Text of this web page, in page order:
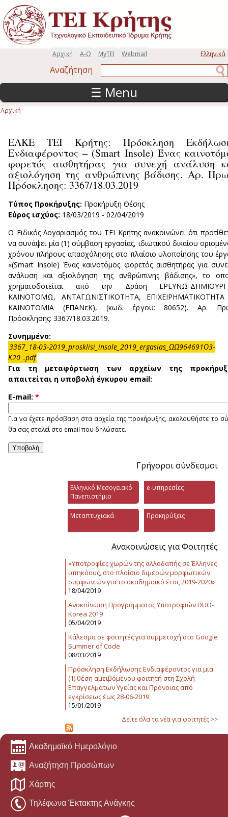
Παράκαμψη προς το κυρίως περιεχόμενο
Ελληνικά
Webmail
MyTEI
Α-Ω
Αρχική
Αναζήτηση
☰ Menu
Αρχική
ΕΛΚΕ ΤΕΙ Κρήτης: Πρόσκληση
Ενδιαφέροντος – (Smart Insole) Ένας
φορετός αισθητήρας για συνεχή ανάλυση
αξιολόγηση της ανθρώπινης βάδισης. Αρ.
Πρόσκλησης: 3367/18.03.2019
Τύπος Προκήρυξης: Προκήρυξη Θέσης
Εύρος ισχύος: 18/03/2019 - 02/04/2019
Ο Ειδικός Λογαριασμός του ΤΕΙ Κρήτης ανακοινώνει ότι
να συνάψει μία (1) σύμβαση εργασίας, ιδιωτικού δικαίου
χρόνου πλήρους απασχόλησης στο πλαίσιο υλοποίησης του
«(Smart Insole) Ένας καινοτόμος φορετός αισθητήρας για
ανάλυση και αξιολόγηση της ανθρώπινης βάδισης», το
χρηματοδοτείται από την Δράση ΕΡΕΥΝΩ-
ΚΑΙΝΟΤΟΜΩ, ΑΝΤΑΓΩΝΙΣΤΙΚΟΤΗΤΑ,
ΚΑΙΝΟΤΟΜΙΑ (ΕΠΑΝεΚ), (κωδ. έργου: 80652). Αρ.
Πρόσκλησης: 3367/18.03.2019.
Συνημμένο:
3367_18-03-2019_prosklisi_insole_2019_ergasias_ΩΩ964691Ο3-
Κ20_.pdf
Για τη μεταφόρτωση των αρχείων της
απαιτείται η υποβολή έγκυρου email:
E-mail: *
Για να έχετε πρόσβαση στα αρχεία της προκήρυξης, ακολουθήστε το
θα σας σταλεί στο email που δηλώσατε.
Γρήγοροι σύνδεσμοι
Ελληνικό Μεσογειακό
Πανεπιστήμιο
e-υπηρεσίες
Μεταπτυχιακά Προκηρύξεις
Ανακοινώσεις για Φοιτητές
«Υποτροφίες χωρών της αλλοδαπής σε Έλληνες
υπηκόους, στο πλαίσιο διμερών μορφωτικών
συμφωνιών για το ακαδημαϊκό έτος 2019-2020»
18/04/2019
Ανακοίνωση Προγράμματος Υποτροφιών DUO-
Korea 2019
05/04/2019
Κάλεσμα σε φοιτητές για συμμετοχή στο Google
Summer of Code
08/03/2019
Πρόσκληση Εκδήλωσης Ενδιαφέροντος για μια
(1) θέση αμειβόμενου φοιτητή στη Σχολή
Επαγγελμάτων Υγείας και Πρόνοιας από
εγκρίσεως έως 28-06-2019
15/01/2019
Δείτε όλα τα νέα για φοιτητές >>
Ακαδημαϊκό Ημερολόγιο
Αναζήτηση Προσώπων
Χάρτης
Τηλέφωνα Έκτακτης Ανάγκης